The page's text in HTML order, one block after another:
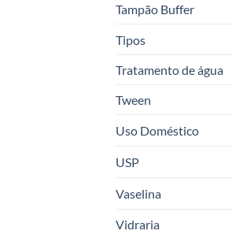
Tampão Buffer
Tipos
Tratamento de água
Tween
Uso Doméstico
USP
Vaselina
Vidraria